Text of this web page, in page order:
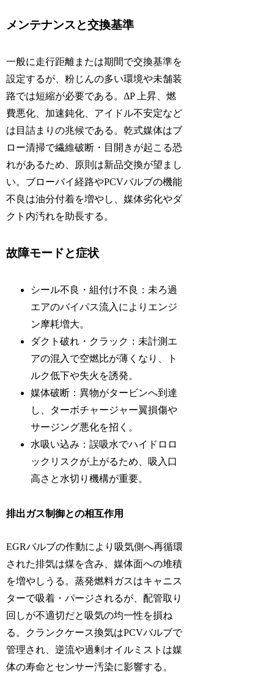
メンテナンスと交換基準
一般に走行距離または期間で交換基準を
設定するが、粉じんの多い環境や未舗装
路では短縮が必要である。ΔP 上昇、燃
費悪化、加速鈍化、アイドル不安定など
は目詰まりの兆候である。乾式媒体はブ
ロー清掃で繊維破断・目開きが起こる恐
れがあるため、原則は新品交換が望まし
い。ブローバイ経路やPCVバルブの機能
不良は油分付着を増やし、媒体劣化やダ
クト内汚れを助長する。
故障モードと症状
シール不良・組付け不良：未ろ過
エアのバイパス流入によりエンジ
ン摩耗増大。
ダクト破れ・クラック：未計測エ
アの混入で空燃比が薄くなり、ト
ルク低下や失火を誘発。
媒体破断：異物がタービンへ到達
し、ターボチャージャー翼損傷や
サージング悪化を招く。
水吸い込み：誤吸水でハイドロロ
ックリスクが上がるため、吸入口
高さと水切り機構が重要。
排出ガス制御との相互作用
EGRバルブの作動により吸気側へ再循環
された排気は煤を含み、媒体面への堆積
を増やしうる。蒸発燃料ガスはキャニス
ターで吸着・パージされるが、配管取り
回しが不適切だと吸気の均一性を損ね
る。クランクケース換気はPCVバルブで
管理され、逆流や過剰オイルミストは媒
体の寿命とセンサー汚染に影響する。